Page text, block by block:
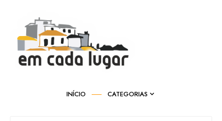
INÍCIO CATEGORIAS